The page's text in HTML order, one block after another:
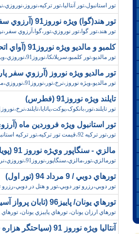
تور استانبول،تور آنتاليا،تور
تور هند(گوا) ويژه نوروز91 (آرزوي سفر پارسيان)
تور هند،تور گوا،تور نوروزي،تور،گوا،آرزوي
کلمبو و مالديو ويژه نوروز91 (آواي اتحاد)
تور مالديو،تور کلمبو،سريلانکا،نوروز91،نوروزي،ويژه،نرخ،آواي اتحاد،هتل،خدمات
تور مالديو ويژه نوروز (آرزوي سفر
تور مالديو،ويژه نوروز،نرخ،تور،نوروز91،نوروزي،مالديو،آرزوي سفر،رزرو،هتل
تايلند ويژه نوروز91 (فطرس)
تور تايلند،تور،بانکوک،پوکت،پاتايا،تايلند،نرخ،نوروز91،نوروزي،نوروز،هتل،فطرس،نرخ،
تور استانبول ويژه فروردين ماه
تور،تور ترکيه 92،قيمت تور ترکيه،تور ترکيه استانبول،تورهاي ترکيه،هتل استانبول،ترکيه
مالزي - سنگاپور ويژه نوروز 91 (پويا گشت)
تورمالزي،تور،مالزي،سنگاپور،نوروز91،نوروزي،نرخ،پوياگشت،کوالا،ايران اير،هتل،
تورهاي دوبي / 9 مرداد 94 (تور اول)
تور دوبي،رزرو تور دوبي،تور و هتل در دوبي،رزرو تور
تورهاي يونان/ پاييز96 (تابان پرواز آسيا)
تورهاي ارزان يونان، تورهاي پاييزي يونان، تورهاي پاييز96 يونان، رزرو تور و
آنتاليا ويژه نوروز 91 (سياحتگر هزاره سوم)